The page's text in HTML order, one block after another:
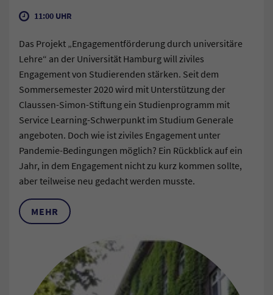
11:00 UHR
Das Projekt „Engagementförderung durch universitäre
Lehre“ an der Universität Hamburg will ziviles
Engagement von Studierenden stärken. Seit dem
Sommersemester 2020 wird mit Unterstützung der
Claussen-Simon-Stiftung ein Studienprogramm mit
Service Learning-Schwerpunkt im Studium Generale
angeboten. Doch wie ist ziviles Engagement unter
Pandemie-Bedingungen möglich? Ein Rückblick auf ein
Jahr, in dem Engagement nicht zu kurz kommen sollte,
aber teilweise neu gedacht werden musste.
MEHR